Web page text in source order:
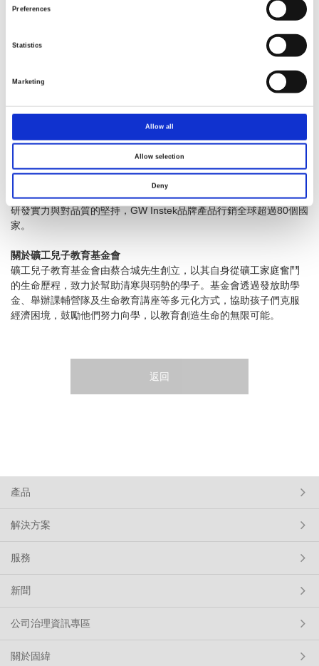
Preferences
Statistics
Marketing
Allow all
Allow selection
Deny
• 活動地點： 台北市馬場町紀念公園(台北市萬華區水源路口及青年
• 報名方式： 請至活動專屬報名頁面查詢詳情與進行報名：https://b
• 礦工兒子教育基金會官網：https://www.sol.org.tw/
製造商，自1975年成立以來，始終專注於設計、製造與行銷高品
質、高可靠度的電子量測儀器，產品範圍涵蓋數位儲存示波器、電
源供應器、數位電錶、頻譜分析儀及信號產生器等。憑藉著深厚的
研發實力與對品質的堅持，GW Instek品牌產品行銷全球超過80個國
家。
關於礦工兒子教育基金會
礦工兒子教育基金會由蔡合城先生創立，以其自身從礦工家庭奮鬥
的生命歷程，致力於幫助清寒與弱勢的學子。基金會透過發放助學
金、舉辦課輔營隊及生命教育講座等多元化方式，協助孩子們克服
經濟困境，鼓勵他們努力向學，以教育創造生命的無限可能。
返回
產品
解決方案
服務
新聞
公司治理資訊專區
關於固緯